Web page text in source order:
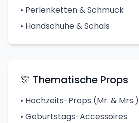
• Perlenketten & Schmuck
• Handschuhe & Schals
🎊 Thematische Props
• Hochzeits-Props (Mr. & Mrs.)
• Geburtstags-Accessoires